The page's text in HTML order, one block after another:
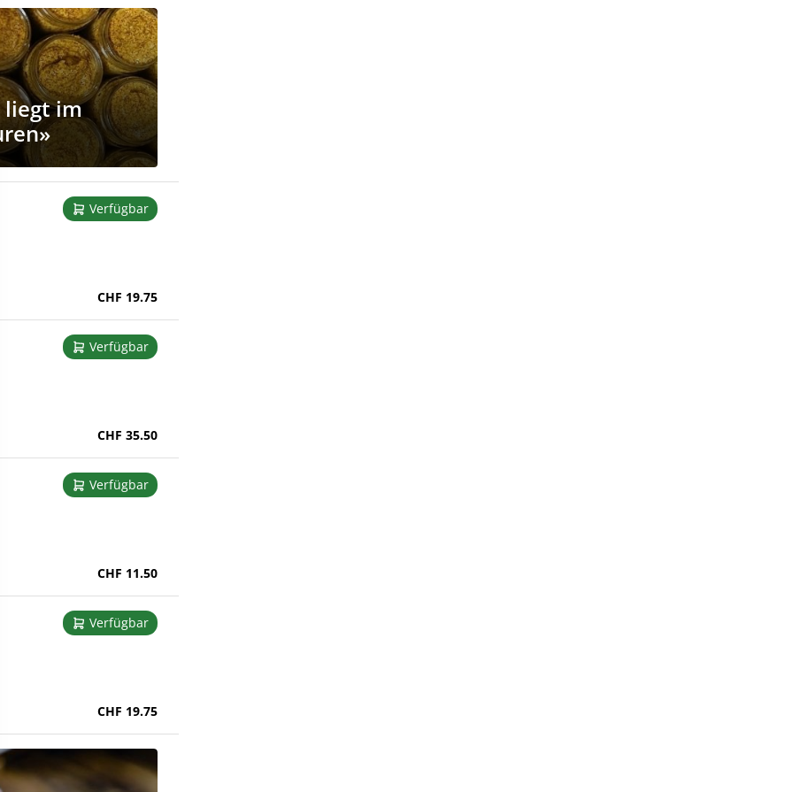
liegt im
Verfügbar
CHF 19.75
Verfügbar
CHF 35.50
Verfügbar
CHF 11.50
Verfügbar
CHF 19.75